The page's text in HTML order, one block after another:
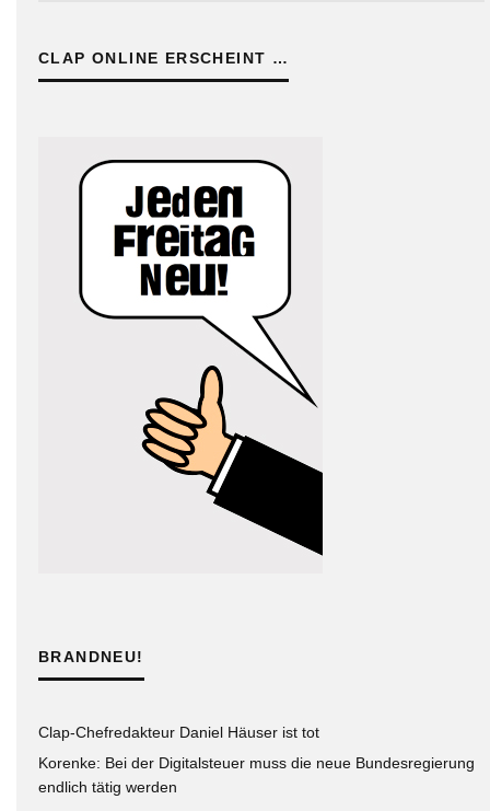
CLAP ONLINE ERSCHEINT …
BRANDNEU!
Clap-Chefredakteur Daniel Häuser ist tot
Korenke: Bei der Digitalsteuer muss die neue Bundesregierung
endlich tätig werden